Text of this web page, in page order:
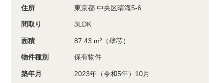
住所 東京都 中央区晴海5-6
間取り 3LDK
面積 87.43 m²（壁芯）
物件種別 保有物件
築年月 2023年（令和5年）10月